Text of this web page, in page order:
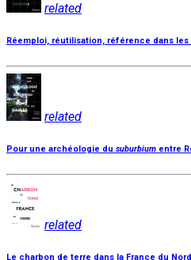
related
Réemploi, réutilisation, référence dans
related
Pour une archéologie du suburbium entre
related
Le charbon de terre dans la France du Nord